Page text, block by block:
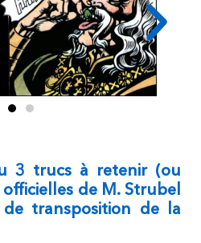
3 trucs à retenir (ou
de M. Strubel
transposition de la